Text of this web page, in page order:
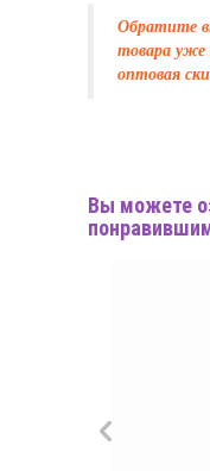
Обратите
товара уже
оптовая
Вы можете